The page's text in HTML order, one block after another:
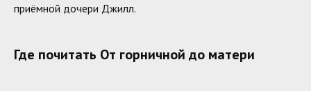
приёмной дочери Джилл.
Где почитать От горничной до матери